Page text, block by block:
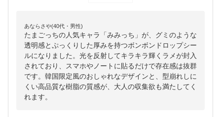
あならさや(40代・男性)
たまごっちの人気キャラ「みみっち」が、グミのような
透明感とぷっくりした厚みを持つボンボンドロップシー
ルになりました。光を反射してキラキラ輝くラメが封入
されており、スマホやノートに貼るだけで存在感は抜群
です。韓国限定風のおしゃれなデザインと、型崩れしに
くい高品質な樹脂の質感が、大人の収集欲も満たしてく
れます。